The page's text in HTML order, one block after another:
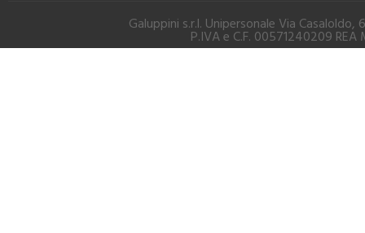
Galuppini s.r.l. Unipersonale Via
P.IVA e C.F. 00571240209